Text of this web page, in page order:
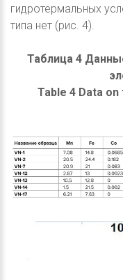
гидротермальных
типа нет (рис. 4).
Таблица 4
Table 4 Data